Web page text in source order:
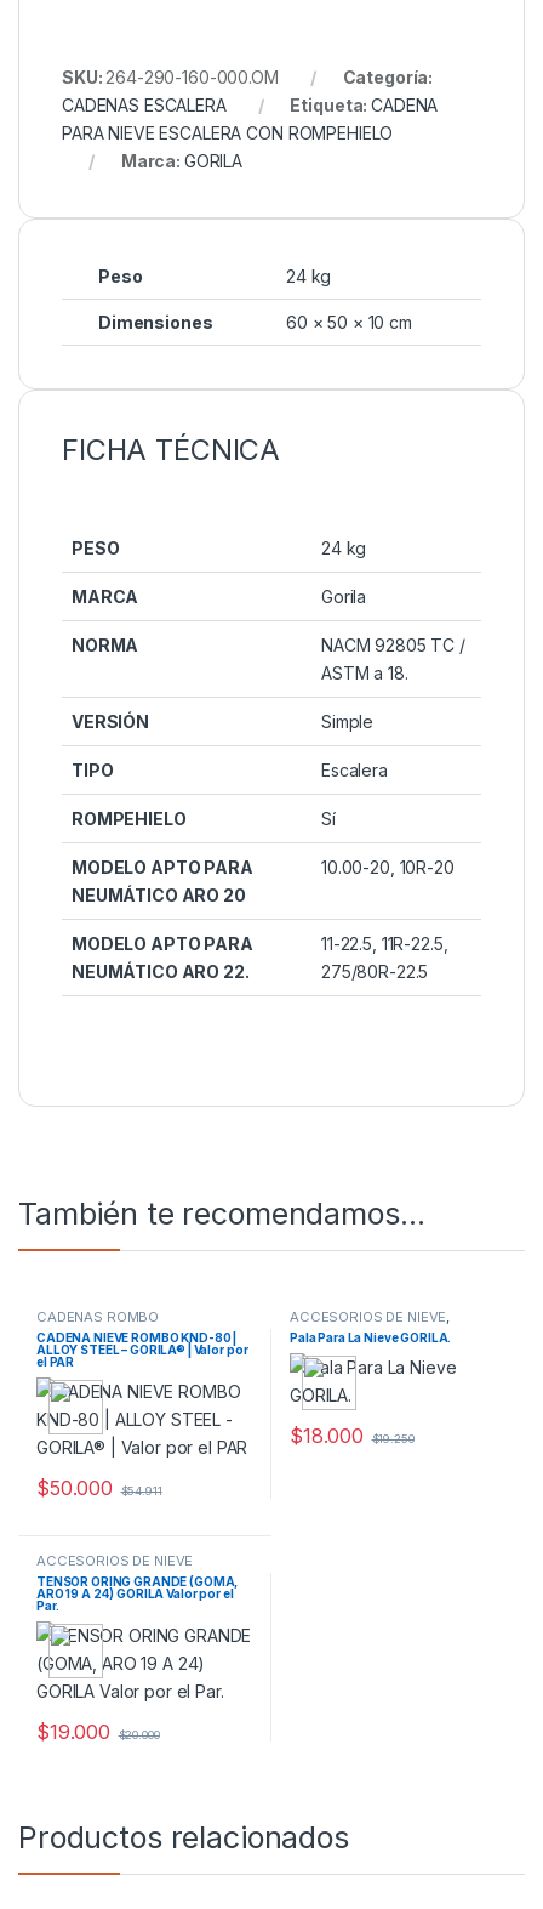
SKU: 264-290-160-000.OM
Categoría:
CADENAS ESCALERA
Etiqueta:CADENA
PARA NIEVE ESCALERA CON ROMPEHIELO
Marca: GORILA
Peso 24 kg
Dimensiones 60 × 50 × 10 cm
FICHA TÉCNICA
PESO 24 kg
MARCA Gorila
NORMA
NACM 92805 TC /
ASTM a 18.
VERSIÓN Simple
TIPO Escalera
ROMPEHIELO Sí
MODELO APTO PARA
NEUMÁTICO ARO 20
10.00-20, 10R-20
MODELO APTO PARA
NEUMÁTICO ARO 22.
11-22.5, 11R-22.5,
275/80R-22.5
También te recomendamos…
CADENAS ROMBO
CADENA NIEVE ROMBO KND-80 |
ALLOY STEEL – GORILA® | Valor por
el PAR
$50.000 $54.911
ACCESORIOS DE NIEVE,
AUTOMOVIL
Pala Para La Nieve GORILA.
$18.000 $19.250
ACCESORIOS DE NIEVE
TENSOR ORING GRANDE (GOMA,
ARO 19 A 24) GORILA Valor por el
Par.
$19.000 $20.000
Productos relacionados